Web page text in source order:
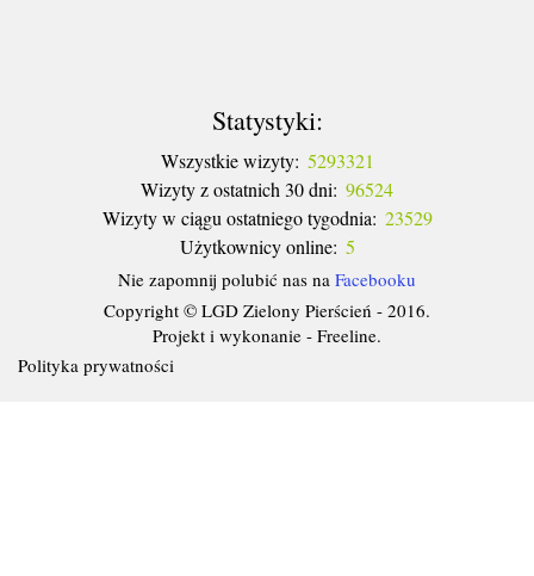
Statystyki:
Wszystkie wizyty: 5293321
Wizyty z ostatnich 30 dni: 96524
Wizyty w ciągu ostatniego tygodnia: 23529
Użytkownicy online: 5
Nie zapomnij polubić nas na Facebooku
Copyright © LGD Zielony Pierścień - 2016.
Projekt i wykonanie - Freeline.
Polityka prywatności